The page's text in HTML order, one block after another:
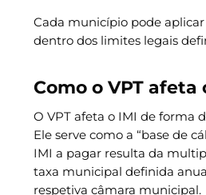
Cada município pode
dentro dos limites legais
Como o VPT afeta
O VPT afeta o IMI de forma
Ele serve como a “base de
IMI a pagar resulta da
taxa municipal definida
respetiva câmara municipal.